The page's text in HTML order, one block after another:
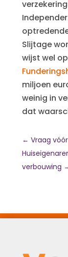
Slijtage
wijst wel
miljoen
weinig in
dat
← Vraag
verbouwing